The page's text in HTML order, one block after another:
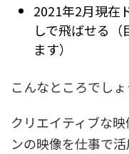
2021年2月現在
しで飛ばせる
ます）
こんなところでしょ
クリエイティブな
ンの映像を仕事で